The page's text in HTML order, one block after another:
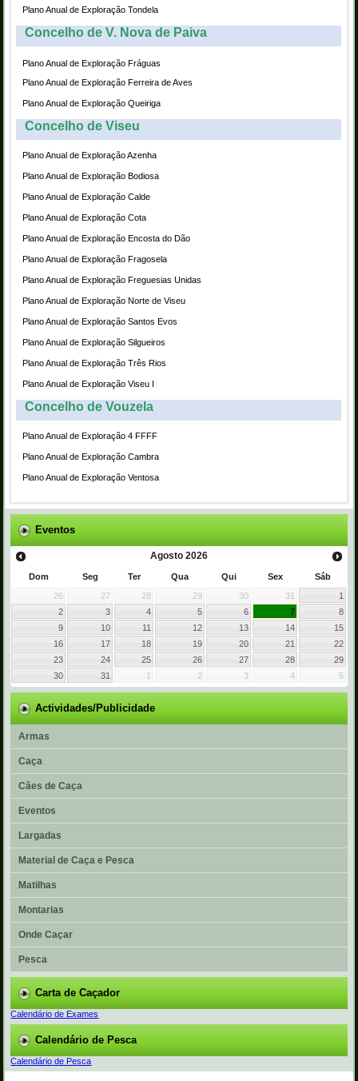
Plano Anual de Exploração Tondela
Concelho de V. Nova de Paiva
Plano Anual de Exploração Fráguas
Plano Anual de Exploração Ferreira de Aves
Plano Anual de Exploração Queiriga
Concelho de Viseu
Plano Anual de Exploração Azenha
Plano Anual de Exploração Bodiosa
Plano Anual de Exploração Calde
Plano Anual de Exploração Cota
Plano Anual de Exploração Encosta do Dão
Plano Anual de Exploração Fragosela
Plano Anual de Exploração Freguesias Unidas
Plano Anual de Exploração Norte de Viseu
Plano Anual de Exploração Santos Evos
Plano Anual de Exploração Silgueiros
Plano Anual de Exploração Três Rios
Plano Anual de Exploração Viseu I
Concelho de Vouzela
Plano Anual de Exploração 4 FFFF
Plano Anual de Exploração Cambra
Plano Anual de Exploração Ventosa
Eventos
Agosto 2026
Dom Seg Ter Qua Qui Sex
Sáb
26
27 28 29 30 31
1
2
3 4 5 6 7
8
9
10 11 12 13 14
15
16
17 18 19 20 21
22
23
24 25 26 27 28
29
30
31 1 2 3 4 5
Actividades/Publicidade
Armas
Caça
Cães de Caça
Eventos
Largadas
Material de Caça e Pesca
Matilhas
Montarias
Onde Caçar
Pesca
Carta de Caçador
Calendário de Exames
Calendário de Pesca
Calendário de Pesca